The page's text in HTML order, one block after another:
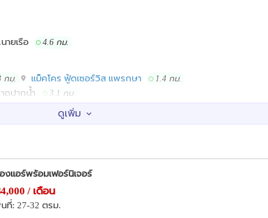
ายเรือ 4.6 กม.
กม. แม็คโคร ฟู้ดเซอร์วิส แพรกษา 1.4 กม.
ดปากน้ำ 3.1 กม.
งแอร์พร้อมเฟอร์นิเจอร์
/ เดือน
ที่: 27-32 ตรม.